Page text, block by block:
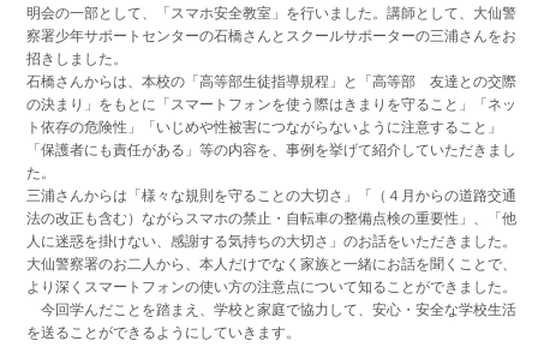
明会の一部として、「スマホ安全教室」を行いました。講師として、大仙警
察署少年サポートセンターの石橋さんとスクールサポーターの三浦さんをお
招きしました。
石橋さんからは、本校の「高等部生徒指導規程」と「高等部 友達との交際
の決まり」をもとに「スマートフォンを使う際はきまりを守ること」「ネッ
ト依存の危険性」「いじめや性被害につながらないように注意すること」
「保護者にも責任がある」等の内容を、事例を挙げて紹介していただきまし
た。
三浦さんからは「様々な規則を守ることの大切さ」「（４月からの道路交通
法の改正も含む）ながらスマホの禁止・自転車の整備点検の重要性」、「他
人に迷惑を掛けない、感謝する気持ちの大切さ」のお話をいただきました。
大仙警察署のお二人から、本人だけでなく家族と一緒にお話を聞くことで、
より深くスマートフォンの使い方の注意点について知ることができました。
今回学んだことを踏まえ、学校と家庭で協力して、安心・安全な学校生活
を送ることができるようにしていきます。